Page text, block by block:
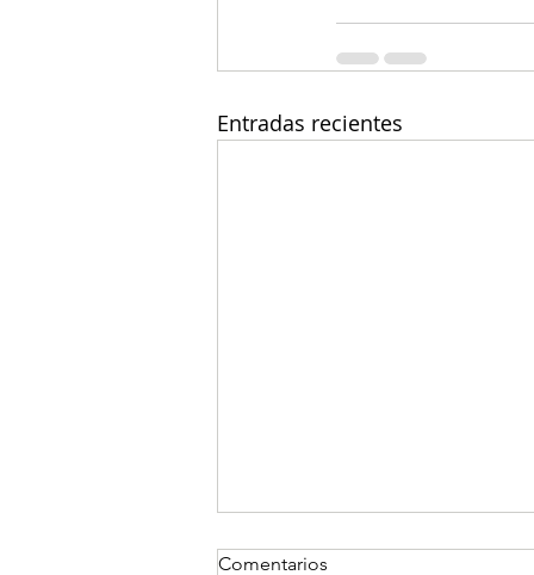
Entradas recientes
Comentarios